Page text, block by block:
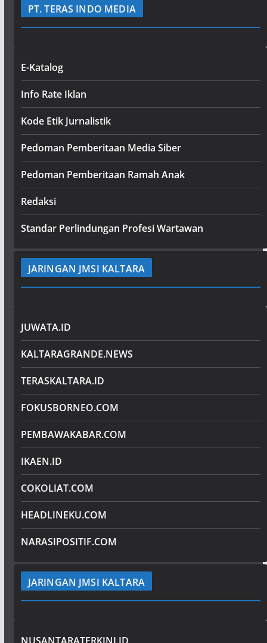
PT. TERAS INDO MEDIA
E-Katalog
Info Rate Iklan
Kode Etik Jurnalistik
Pedoman Pemberitaan Media Siber
Pedoman Pemberitaan Ramah Anak
Redaksi
Standar Perlindungan Profesi Wartawan
JARINGAN JMSI KALTARA
JUWATA.ID
KALTARAGRANDE.NEWS
TERASKALTARA.ID
FOKUSBORNEO.COM
PEMBAWAKABAR.COM
IKAEN.ID
COKOLIAT.COM
HEADLINEKU.COM
NARASIPOSITIF.COM
JARINGAN JMSI KALTARA